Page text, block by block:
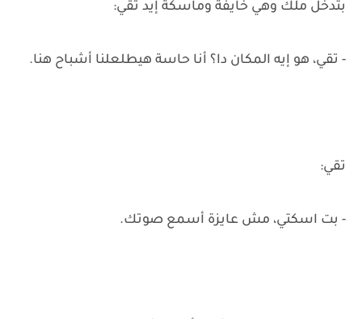
بتدخل ملك وهي خايفة وماسكة إيد تقي:
- تقي، هو إيه المكان دا؟ أنا حاسة هيطلعلنا أشباح هنا.
تقي:
- بت اسكتي، مش عايزة أسمع صوتك.